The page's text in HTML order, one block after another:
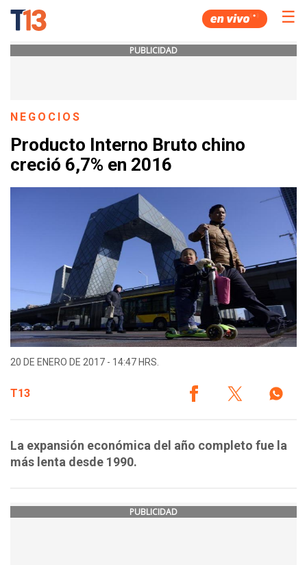
☰
PUBLICIDAD
NEGOCIOS
Producto Interno Bruto chino
creció 6,7% en 2016
20 DE ENERO DE 2017 - 14:47 HRS.
T13
La expansión económica del año completo fue la
más lenta desde 1990.
PUBLICIDAD